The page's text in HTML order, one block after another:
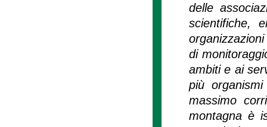
delle
scientifiche,
di
ambiti e ai
più
massimo
montagna è